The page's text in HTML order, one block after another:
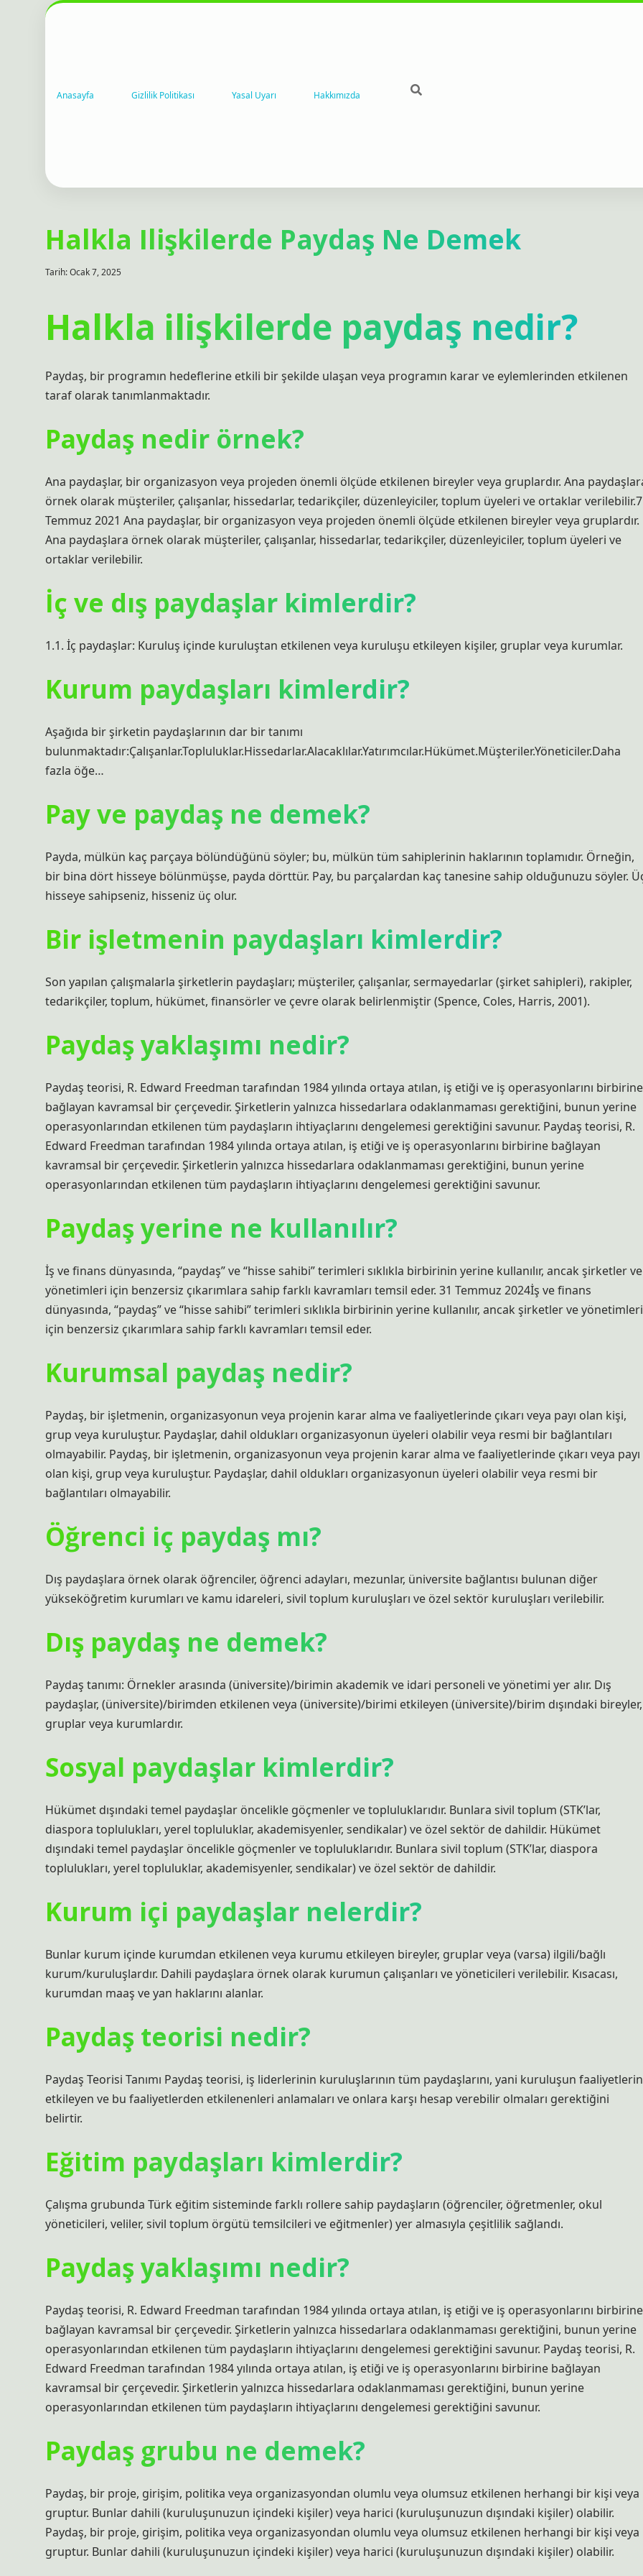
Anasayfa Gizlilik Politikası Yasal Uyarı Hakkımızda
Halkla Ilişkilerde Paydaş Ne Demek
Tarih: Ocak 7, 2025
Halkla ilişkilerde paydaş nedir?
Paydaş, bir programın hedeflerine etkili bir şekilde ulaşan veya programın karar ve eylemlerinden etkilenen
taraf olarak tanımlanmaktadır.
Paydaş nedir örnek?
Ana paydaşlar, bir organizasyon veya projeden önemli ölçüde etkilenen bireyler veya gruplardır. Ana
örnek olarak müşteriler, çalışanlar, hissedarlar, tedarikçiler, düzenleyiciler, toplum üyeleri ve ortaklar verilebilir.7
Temmuz 2021 Ana paydaşlar, bir organizasyon veya projeden önemli ölçüde etkilenen bireyler veya gruplardır.
Ana paydaşlara örnek olarak müşteriler, çalışanlar, hissedarlar, tedarikçiler, düzenleyiciler, toplum üyeleri ve
ortaklar verilebilir.
İç ve dış paydaşlar kimlerdir?
1.1. İç paydaşlar: Kuruluş içinde kuruluştan etkilenen veya kuruluşu etkileyen kişiler, gruplar veya kurumlar.
Kurum paydaşları kimlerdir?
Aşağıda bir şirketin paydaşlarının dar bir tanımı
bulunmaktadır:Çalışanlar.Topluluklar.Hissedarlar.Alacaklılar.Yatırımcılar.Hükümet.Müşteriler.Yöneticiler.Daha
fazla öğe…
Pay ve paydaş ne demek?
Payda, mülkün kaç parçaya bölündüğünü söyler; bu, mülkün tüm sahiplerinin haklarının toplamıdır. Örneğin,
bir bina dört hisseye bölünmüşse, payda dörttür. Pay, bu parçalardan kaç tanesine sahip olduğunuzu söyler.
hisseye sahipseniz, hisseniz üç olur.
Bir işletmenin paydaşları kimlerdir?
Son yapılan çalışmalarla şirketlerin paydaşları; müşteriler, çalışanlar, sermayedarlar (şirket sahipleri), rakipler,
tedarikçiler, toplum, hükümet, finansörler ve çevre olarak belirlenmiştir (Spence, Coles, Harris, 2001).
Paydaş yaklaşımı nedir?
Paydaş teorisi, R. Edward Freedman tarafından 1984 yılında ortaya atılan, iş etiği ve iş operasyonlarını birbirine
bağlayan kavramsal bir çerçevedir. Şirketlerin yalnızca hissedarlara odaklanmaması gerektiğini, bunun yerine
operasyonlarından etkilenen tüm paydaşların ihtiyaçlarını dengelemesi gerektiğini savunur. Paydaş teorisi, R.
Edward Freedman tarafından 1984 yılında ortaya atılan, iş etiği ve iş operasyonlarını birbirine bağlayan
kavramsal bir çerçevedir. Şirketlerin yalnızca hissedarlara odaklanmaması gerektiğini, bunun yerine
operasyonlarından etkilenen tüm paydaşların ihtiyaçlarını dengelemesi gerektiğini savunur.
Paydaş yerine ne kullanılır?
İş ve finans dünyasında, “paydaş” ve “hisse sahibi” terimleri sıklıkla birbirinin yerine kullanılır, ancak şirketler ve
yönetimleri için benzersiz çıkarımlara sahip farklı kavramları temsil eder. 31 Temmuz 2024İş ve finans
dünyasında, “paydaş” ve “hisse sahibi” terimleri sıklıkla birbirinin yerine kullanılır, ancak şirketler ve yönetimleri
için benzersiz çıkarımlara sahip farklı kavramları temsil eder.
Kurumsal paydaş nedir?
Paydaş, bir işletmenin, organizasyonun veya projenin karar alma ve faaliyetlerinde çıkarı veya payı olan kişi,
grup veya kuruluştur. Paydaşlar, dahil oldukları organizasyonun üyeleri olabilir veya resmi bir bağlantıları
olmayabilir. Paydaş, bir işletmenin, organizasyonun veya projenin karar alma ve faaliyetlerinde çıkarı veya payı
olan kişi, grup veya kuruluştur. Paydaşlar, dahil oldukları organizasyonun üyeleri olabilir veya resmi bir
bağlantıları olmayabilir.
Öğrenci iç paydaş mı?
Dış paydaşlara örnek olarak öğrenciler, öğrenci adayları, mezunlar, üniversite bağlantısı bulunan diğer
yükseköğretim kurumları ve kamu idareleri, sivil toplum kuruluşları ve özel sektör kuruluşları verilebilir.
Dış paydaş ne demek?
Paydaş tanımı: Örnekler arasında (üniversite)/birimin akademik ve idari personeli ve yönetimi yer alır. Dış
paydaşlar, (üniversite)/birimden etkilenen veya (üniversite)/birimi etkileyen (üniversite)/birim dışındaki bireyler,
gruplar veya kurumlardır.
Sosyal paydaşlar kimlerdir?
Hükümet dışındaki temel paydaşlar öncelikle göçmenler ve topluluklarıdır. Bunlara sivil toplum (STK’lar,
diaspora toplulukları, yerel topluluklar, akademisyenler, sendikalar) ve özel sektör de dahildir. Hükümet
dışındaki temel paydaşlar öncelikle göçmenler ve topluluklarıdır. Bunlara sivil toplum (STK’lar, diaspora
toplulukları, yerel topluluklar, akademisyenler, sendikalar) ve özel sektör de dahildir.
Kurum içi paydaşlar nelerdir?
Bunlar kurum içinde kurumdan etkilenen veya kurumu etkileyen bireyler, gruplar veya (varsa) ilgili/bağlı
kurum/kuruluşlardır. Dahili paydaşlara örnek olarak kurumun çalışanları ve yöneticileri verilebilir. Kısacası,
kurumdan maaş ve yan haklarını alanlar.
Paydaş teorisi nedir?
Paydaş Teorisi Tanımı Paydaş teorisi, iş liderlerinin kuruluşlarının tüm paydaşlarını, yani kuruluşun
etkileyen ve bu faaliyetlerden etkilenenleri anlamaları ve onlara karşı hesap verebilir olmaları gerektiğini
belirtir.
Eğitim paydaşları kimlerdir?
Çalışma grubunda Türk eğitim sisteminde farklı rollere sahip paydaşların (öğrenciler, öğretmenler, okul
yöneticileri, veliler, sivil toplum örgütü temsilcileri ve eğitmenler) yer almasıyla çeşitlilik sağlandı.
Paydaş yaklaşımı nedir?
Paydaş teorisi, R. Edward Freedman tarafından 1984 yılında ortaya atılan, iş etiği ve iş operasyonlarını birbirine
bağlayan kavramsal bir çerçevedir. Şirketlerin yalnızca hissedarlara odaklanmaması gerektiğini, bunun yerine
operasyonlarından etkilenen tüm paydaşların ihtiyaçlarını dengelemesi gerektiğini savunur. Paydaş teorisi, R.
Edward Freedman tarafından 1984 yılında ortaya atılan, iş etiği ve iş operasyonlarını birbirine bağlayan
kavramsal bir çerçevedir. Şirketlerin yalnızca hissedarlara odaklanmaması gerektiğini, bunun yerine
operasyonlarından etkilenen tüm paydaşların ihtiyaçlarını dengelemesi gerektiğini savunur.
Paydaş grubu ne demek?
Paydaş, bir proje, girişim, politika veya organizasyondan olumlu veya olumsuz etkilenen herhangi bir kişi veya
gruptur. Bunlar dahili (kuruluşunuzun içindeki kişiler) veya harici (kuruluşunuzun dışındaki kişiler) olabilir.
Paydaş, bir proje, girişim, politika veya organizasyondan olumlu veya olumsuz etkilenen herhangi bir kişi veya
gruptur. Bunlar dahili (kuruluşunuzun içindeki kişiler) veya harici (kuruluşunuzun dışındaki kişiler) olabilir.